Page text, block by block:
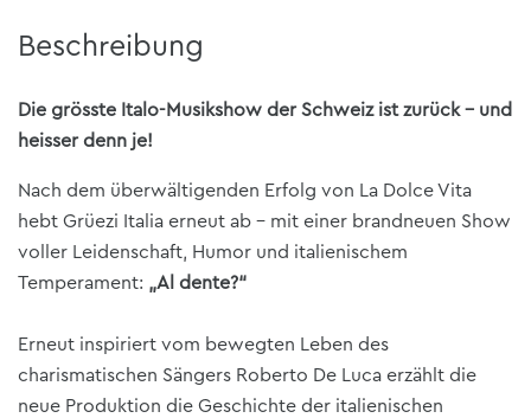
Beschreibung
Die grösste Italo-Musikshow der Schweiz ist zurück – und
heisser denn je!
Nach dem überwältigenden Erfolg von La Dolce Vita
hebt Grüezi Italia erneut ab – mit einer brandneuen Show
voller Leidenschaft, Humor und italienischem
Temperament: „Al dente?“
Erneut inspiriert vom bewegten Leben des
charismatischen Sängers Roberto De Luca erzählt die
neue Produktion die Geschichte der italienischen